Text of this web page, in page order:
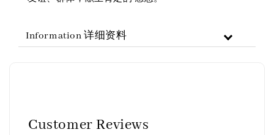
Information 详细资料
Customer Reviews